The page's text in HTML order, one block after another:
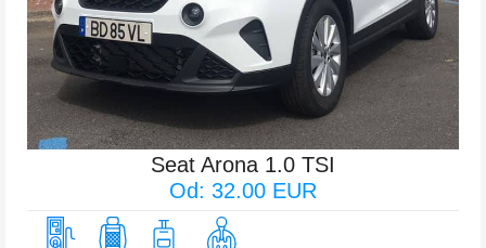
Seat Arona 1.0 TSI
Od: 32.00 EUR